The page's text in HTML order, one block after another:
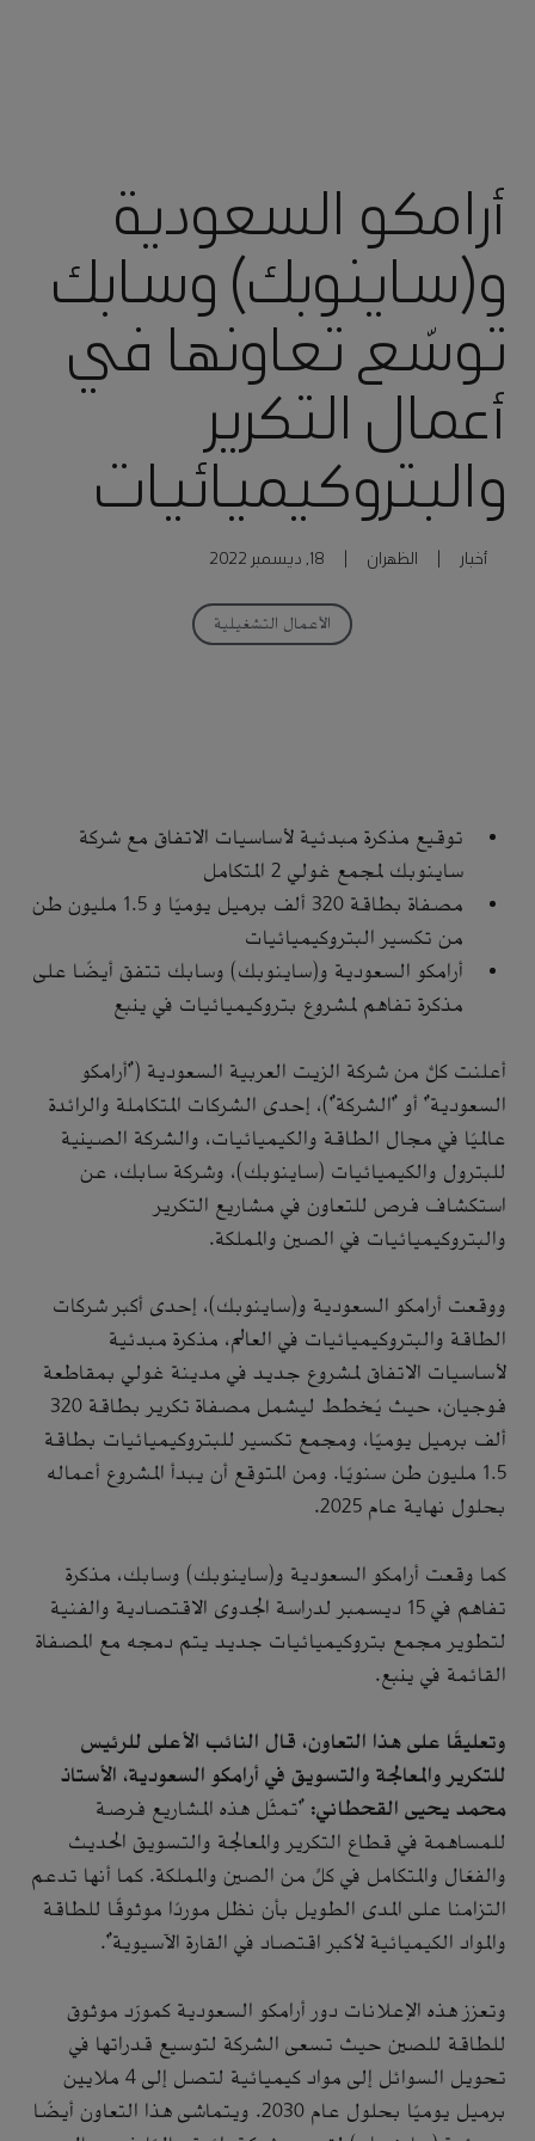
أرامكو السعودية
و(ساينوبك) وسابك
توسّع تعاونها في
أعمال التكرير
والبتروكيميائيات
أخبار الظهران 18, ديسمبر 2022
الأعمال التشغيلية
توقيع مذكرة مبدئية لأساسيات الاتفاق مع شركة
ساينوبك لمجمع غولي 2 المتكامل
مصفاة بطاقة 320 ألف برميل يوميًا و 1.5 مليون طن
من تكسير البتروكيميائيات
أرامكو السعودية و(ساينوبك) وسابك تتفق أيضًا على
مذكرة تفاهم لمشروع بتروكيميائيات في ينبع
أعلنت كلٌّ من شركة الزيت العربية السعودية ("أرامكو
السعودية" أو "الشركة")، إحدى الشركات المتكاملة والرائدة
عالميًا في مجال الطاقة والكيميائيات، والشركة الصينية
للبترول والكيميائيات (ساينوبك)، وشركة سابك، عن
استكشاف فرص للتعاون في مشاريع التكرير
والبتروكيميائيات في الصين والمملكة.
ووقعت أرامكو السعودية و(ساينوبك)، إحدى أكبر شركات
الطاقة والبتروكيميائيات في العالم، مذكرة مبدئية
لأساسيات الاتفاق لمشروع جديد في مدينة غولي بمقاطعة
فوجيان، حيث يُخطط ليشمل مصفاة تكرير بطاقة 320
ألف برميل يوميًا، ومجمع تكسير للبتروكيميائيات بطاقة
1.5 مليون طن سنويًا. ومن المتوقع أن يبدأ المشروع أعماله
بحلول نهاية عام 2025.
كما وقعت أرامكو السعودية و(ساينوبك) وسابك، مذكرة
تفاهم في 15 ديسمبر لدراسة الجدوى الاقتصادية والفنية
لتطوير مجمع بتروكيميائيات جديد يتم دمجه مع المصفاة
القائمة في ينبع.
وتعليقًا على هذا التعاون، قال النائب الأعلى للرئيس
للتكرير والمعالجة والتسويق في أرامكو السعودية، الأستاذ
محمد يحيى القحطاني: “تمثّل هذه المشاريع فرصة
للمساهمة في قطاع التكرير والمعالجة والتسويق الحديث
والفعّال والمتكامل في كلٍّ من الصين والمملكة. كما أنها تدعم
التزامنا على المدى الطويل بأن نظل موردًا موثوقًا للطاقة
والمواد الكيميائية لأكبر اقتصاد في القارة الآسيوية".
وتعزز هذه الإعلانات دور أرامكو السعودية كمورّد موثوق
للطاقة للصين حيث تسعى الشركة لتوسيع قدراتها في
تحويل السوائل إلى مواد كيميائية لتصل إلى 4 ملايين
برميل يوميًا بحلول عام 2030. ويتماشى هذا التعاون أيضًا